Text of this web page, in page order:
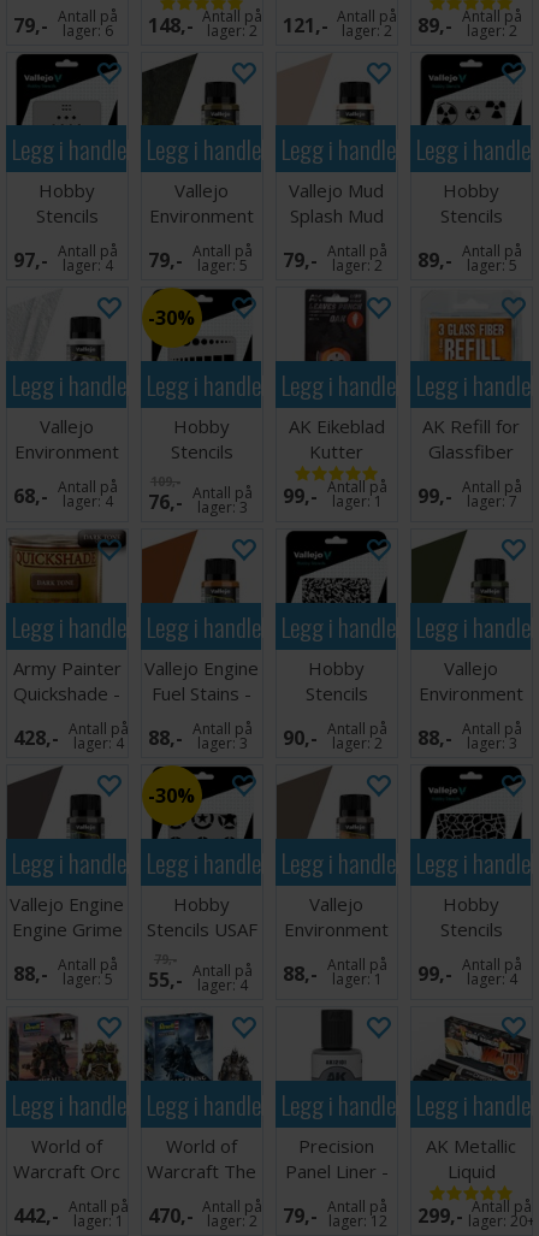
Abrasives
Fine Ver 2
79,- Antall på
lager:6
Master B-Set
148,- Antall på
lager:2
Master A-Set
121,- Antall på
lager:2
Black - 40ml
89,- Antall på
lager:2
Legg i handlekurven
Hobby
Stencils
German WWII
Tank Marking
97,- Antall på
lager:4
Legg i handlekurven
Vallejo
Environment
Crushed
Grass - 40ml
79,- Antall på
lager:5
Legg i handlekurven
Vallejo Mud
Splash Mud
Light Brown
40ml
79,- Antall på
lager:2
Legg i
Hobby
Stencils
Radioactivity
Signs
89,- Antall på
lager:5
Legg i handlekurven
Vallejo
Environment
Snow - 40ml
68,- Antall på
lager:4
Legg i handlekurven
30%
Hobby
Stencils
Access Trap
Doors
109,-
76,- Antall på
lager:3
Legg i handlekurven
AK Eikeblad
Kutter
99,- Antall på
lager:1
Legg i
AK Refill for
Glassfiber
penn - 3 stk
99,- Antall på
lager:7
Legg i handlekurven
Army Painter
Quickshade -
Dark Tone
428,- Antall på
lager:4
Legg i handlekurven
Vallejo Engine
Fuel Stains -
40ml
88,- Antall på
lager:3
Legg i handlekurven
Hobby
Stencils
Weathered
Paint 1:48
90,- Antall på
lager:2
Legg i
Vallejo
Environment
Slimy Grime
Dark
88,- Antall på
lager:3
Legg i handlekurven
Vallejo Engine
Engine Grime
- 40ml
88,- Antall på
lager:5
Legg i handlekurven
30%
Hobby
Stencils USAF
Markings
79,-
55,- Antall på
lager:4
Legg i handlekurven
Vallejo
Environment
Rain Marks -
40ml
88,- Antall på
lager:1
Legg i
Hobby
Stencils
Giraffe Camo
WW2
99,- Antall på
lager:4
Legg i handlekurven
World of
Warcraft Orc
Thrall
442,- Antall på
lager:1
Legg i handlekurven
World of
Warcraft The
Lich King
470,- Antall på
lager:2
Legg i handlekurven
Precision
Panel Liner -
Light Grey
30ml
79,- Antall på
lager: 12
Legg i
AK Metallic
Liquid
Markers - 4
stk
299,- Antall på
lager:20+